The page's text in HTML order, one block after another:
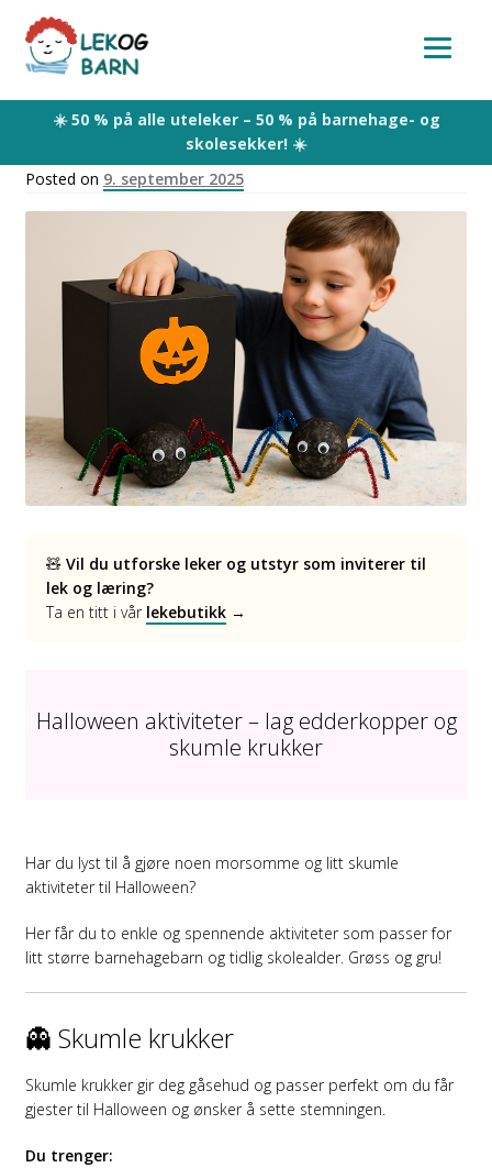
Skip
to
Skip
to
Posted on 9. september 2025
🧸 Vil du utforske leker og utstyr som inviterer til
lek og læring?
Ta en titt i vår lekebutikk→
Halloween aktiviteter – lag edderkopper og
skumle krukker
Har du lyst til å gjøre noen morsomme og litt skumle
aktiviteter til Halloween?
Her får du to enkle og spennende aktiviteter som passer for
litt større barnehagebarn og tidlig skolealder. Grøss og gru!
👻 Skumle krukker
Skumle krukker gir deg gåsehud og passer perfekt om du får
gjester til Halloween og ønsker å sette stemningen.
Du trenger: